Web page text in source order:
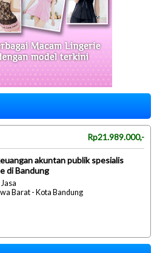
Rp21.989.000,-
akuntan publik spesialis
di Bandung
Barat - Kota Bandung